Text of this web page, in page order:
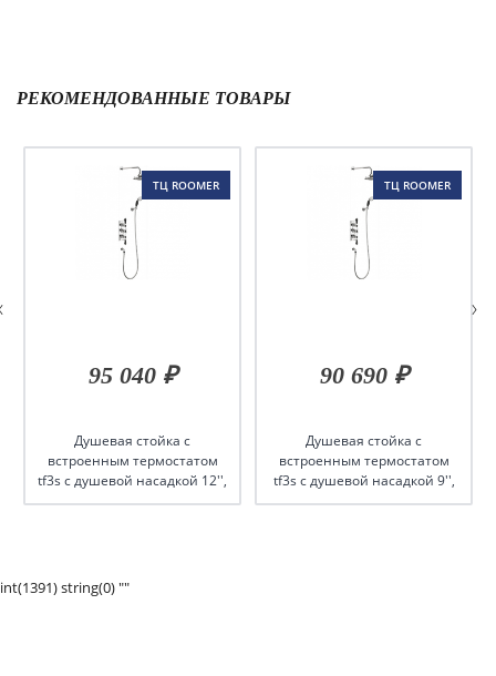
РЕКОМЕНДОВАННЫЕ ТОВАРЫ
ТЦ ROOMER
95 040 ₽
Душевая стойка c
встроенным термостатом
tf3s c душевой насадкой 12'',
серия black
ТЦ ROOMER
90 690 ₽
Душевая стойка c
встроенным термостатом
tf3s c душевой насадкой 9'',
серия black
int(1391) string(0) ""